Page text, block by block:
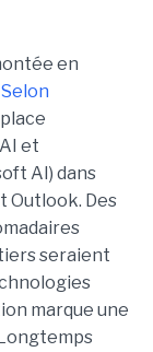
en
Selon
et
AI) dans
Outlook. Des
seraient
marque une